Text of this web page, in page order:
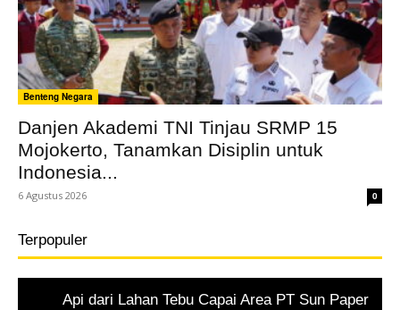
Benteng Negara
Danjen Akademi TNI Tinjau SRMP 15
Mojokerto, Tanamkan Disiplin untuk
Indonesia...
6 Agustus 2026 0
Terpopuler
Api dari Lahan Tebu Capai Area PT Sun Paper